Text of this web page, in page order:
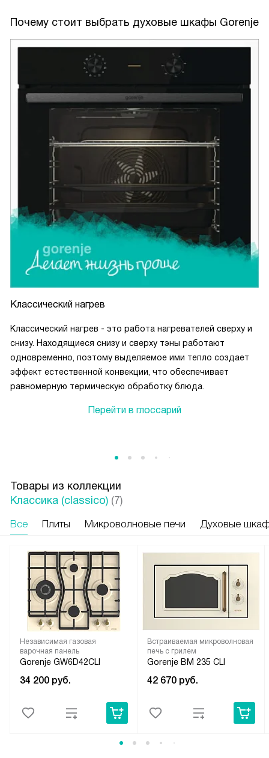
Почему стоит выбрать духовые шкафы Gorenje
Классический нагрев
Классический нагрев - это работа нагревателей сверху и
снизу. Находящиеся снизу и сверху тэны работают
одновременно, поэтому выделяемое ими тепло создает
эффект естественной конвекции, что обеспечивает
равномерную термическую обработку блюда.
Перейти в глоссарий
Товары из коллекции
Классика (classico) (7)
Все Плиты Микроволновые печи Духовые
Независимая газовая
варочная панель
Gorenje GW6D42CLI
34 200 руб.
Встраиваемая микроволновая
печь с грилем
Gorenje BM 235 CLI
42 670 руб.